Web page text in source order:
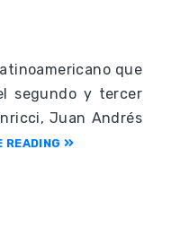
que
segundo y tercer
Juan Andrés
READING